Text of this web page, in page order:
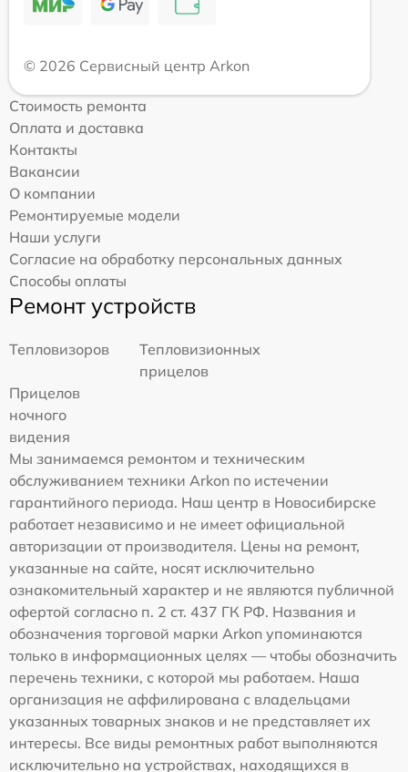
© 2026 Сервисный центр Arkon
Стоимость ремонта
Оплата и доставка
Контакты
Вакансии
О компании
Ремонтируемые модели
Наши услуги
Согласие на обработку персональных данных
Способы оплаты
Ремонт устройств
Тепловизоров
Тепловизионных
прицелов
Прицелов
ночного
видения
Мы занимаемся ремонтом и техническим
обслуживанием техники Arkon по истечении
гарантийного периода. Наш центр в Новосибирске
работает независимо и не имеет официальной
авторизации от производителя. Цены на ремонт,
указанные на сайте, носят исключительно
ознакомительный характер и не являются публичной
офертой согласно п. 2 ст. 437 ГК РФ. Названия и
обозначения торговой марки Arkon упоминаются
только в информационных целях — чтобы обозначить
перечень техники, с которой мы работаем. Наша
организация не аффилирована с владельцами
указанных товарных знаков и не представляет их
интересы. Все виды ремонтных работ выполняются
исключительно на устройствах, находящихся в